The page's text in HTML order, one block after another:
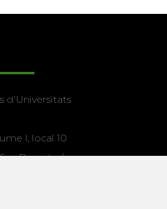
d'Universitats
I, local 10
Baynat, s/n